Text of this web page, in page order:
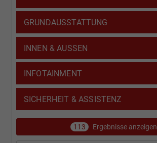
GRUNDAUSSTATTUNG
INNEN & AUSSEN
INFOTAINMENT
SICHERHEIT & ASSISTENZ
113 Ergebnisse anzeigen